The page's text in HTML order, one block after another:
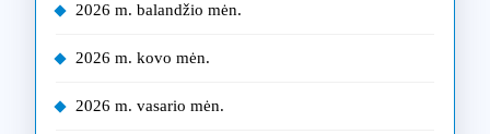
2026 m. balandžio mėn.
2026 m. kovo mėn.
2026 m. vasario mėn.